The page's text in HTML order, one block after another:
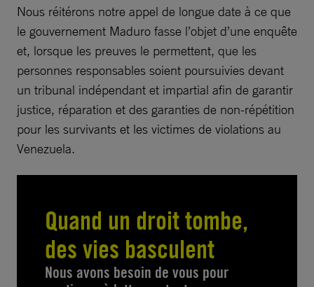
Nous réitérons notre appel de longue date à ce que
le gouvernement Maduro fasse l’objet d’une enquête
et, lorsque les preuves le permettent, que les
personnes responsables soient poursuivies devant
un tribunal indépendant et impartial afin de garantir
justice, réparation et des garanties de non-répétition
pour les survivants et les victimes de violations au
Venezuela.
Quand un droit tombe,
des vies basculent
Nous avons besoin de vous pour